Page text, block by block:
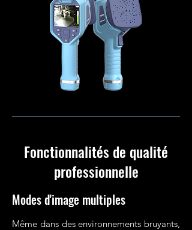
Fonctionnalités de qualité
professionnelle
Modes d'image multiples
Même dans des environnements bruyants,